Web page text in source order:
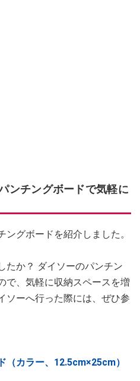
ンチングボードで気軽に
グボードを紹介しました。
たか？ ダイソーのパンチン
で、気軽に収納スペースを増
ソーへ行った際には、ぜひ参
カラー、12.5cm×25cm）